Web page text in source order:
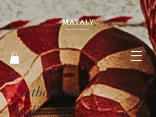
Authentieke
Italiaanse